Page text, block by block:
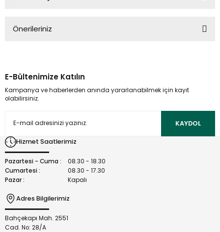
Önerileriniz
kullanarak tarafımıza iletebilirsiniz.
Görüş ve önerileriniz için teşekkür ederiz.
Ürün açıklamasında eksik bilgiler bulunuyor.
Bu ürüne benzer farklı alternatifler olmalı.
E-Bültenimize Katılın
Kampanya ve haberlerden anında yararlanabilmek için kayıt
olabilirsiniz.
KAYDOL
Hizmet Saatlerimiz
Pazartesi - Cuma :
08.30 - 18.30
Cumartesi :
08.30 - 17.30
Pazar :
Kapalı
Adres Bilgilerimiz
Bahçekapı Mah. 2551
Cad. No: 28/A